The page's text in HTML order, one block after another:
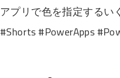
アプリで色を指定するい
#Shorts #PowerApps